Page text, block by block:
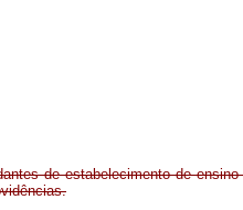
de estabelecimento de